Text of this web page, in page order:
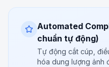
Automated
chuẩn tự động)
Tự động cắt cúp,
hóa dung lượng ảnh